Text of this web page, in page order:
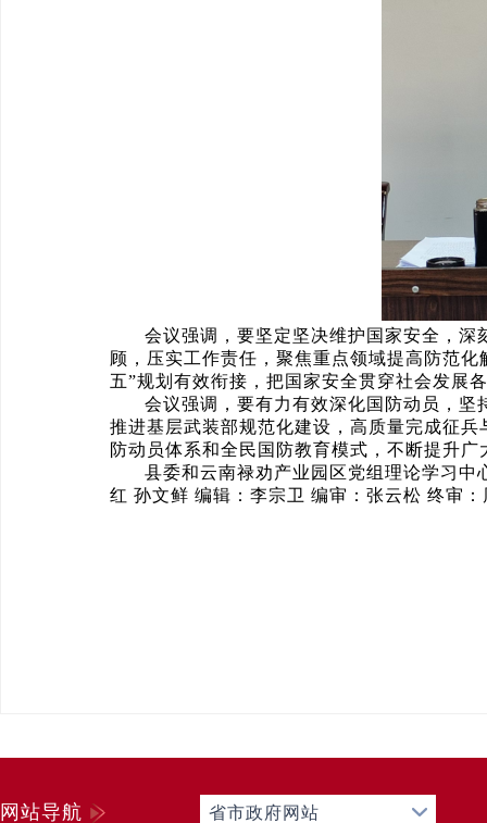
会议强调，要坚定坚决维护国家安全，
顾，压实工作责任，聚焦重点领域提高防范
五”规划有效衔接，把国家安全贯穿社会发展
会议强调，要有力有效深化国防动员，坚
推进基层武装部规范化建设，高质量完成征
防动员体系和全民国防教育模式，不断提升
县委和云南禄劝产业园区党组理论学习
红 孙文鲜 编辑：李宗卫 编审：张云松 终审：
网站导航 省市政府网站